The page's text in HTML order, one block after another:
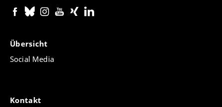
Übersicht
Social Media
Kontakt